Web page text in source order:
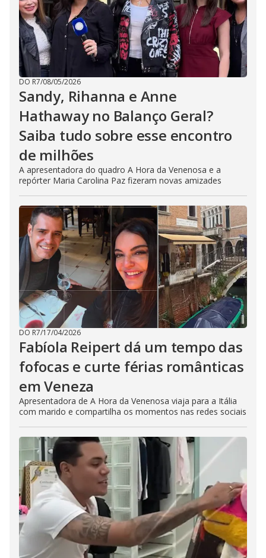
DO R7/08/05/2026
Sandy, Rihanna e Anne
Hathaway no Balanço Geral?
Saiba tudo sobre esse encontro
de milhões
A apresentadora do quadro A Hora da Venenosa e a
repórter Maria Carolina Paz fizeram novas amizades
DO R7/17/04/2026
Fabíola Reipert dá um tempo das
fofocas e curte férias românticas
em Veneza
Apresentadora de A Hora da Venenosa viaja para a Itália
com marido e compartilha os momentos nas redes sociais